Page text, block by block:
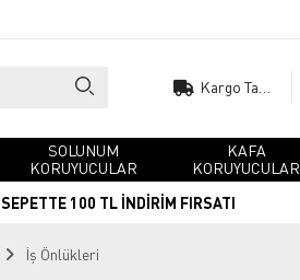
SOLUNUM
KORUYUCULAR
KAFA
KORUYUCULAR
SEPETTE 100 TL İNDİRİM FIRSATI
İş Önlükleri